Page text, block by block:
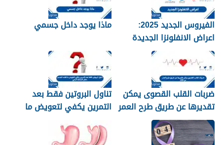
الفيروس الجديد 2025:
اعراض الانفلونزا الجديدة
وطرق العلاج
ماذا يوجد داخل جسمي
ضربات القلب القصوى يمكن
تقديرها عن طريق طرح العمر
من 220
تناول البروتين فقط بعد
التمرين يكفي لتعويض ما
البدني